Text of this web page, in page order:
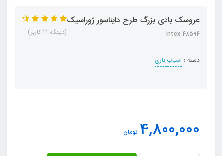
عروسک بادی بزرگ طرح دایناسور ژوراسیک
intex 48594
دسته : اسباب بازی
(دیدگاه 21 کاربر)
4,800,000 تومان